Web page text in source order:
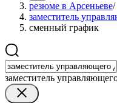
резюме в Арсеньеве/
заместитель
сменный график
заместитель